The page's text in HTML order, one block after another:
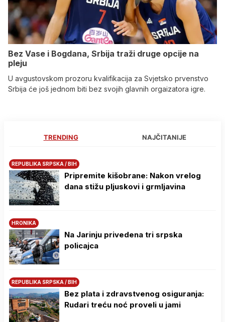
Bez Vase i Bogdana, Srbija traži druge opcije na
pleju
U avgustovskom prozoru kvalifikacija za Svjetsko prvenstvo
Srbija će još jednom biti bez svojih glavnih orgaizatora igre.
TRENDING NAJČITANIJE
REPUBLIKA SRPSKA / BIH
Pripremite kišobrane: Nakon vrelog
dana stižu pljuskovi i grmljavina
HRONIKA
Na Јarinju privedena tri srpska
policajca
REPUBLIKA SRPSKA / BIH
Bez plata i zdravstvenog osiguranja:
Rudari treću noć proveli u jami